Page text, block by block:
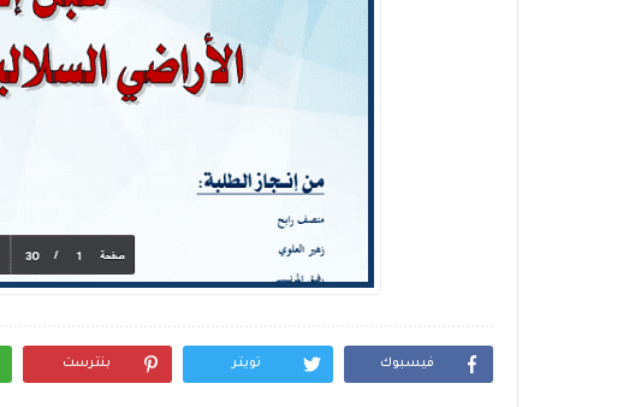
فيسبوك تويتر بنترست